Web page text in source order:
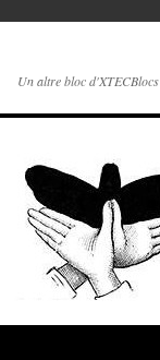
Un altre bloc d'XTECBlocs